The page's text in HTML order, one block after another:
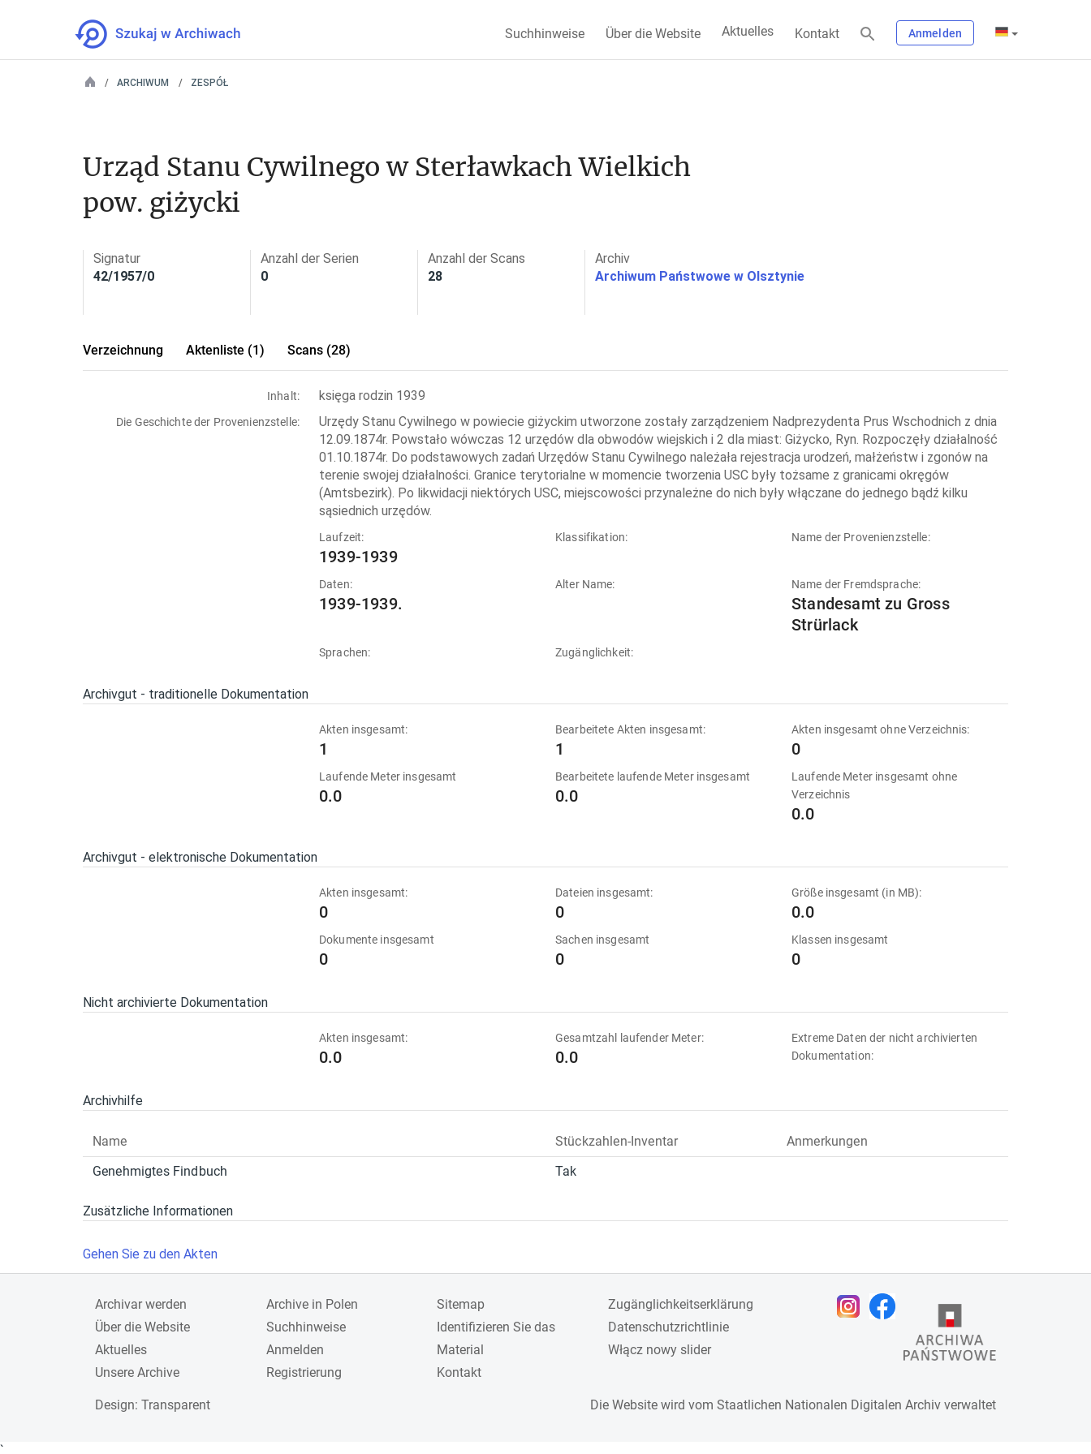
Suchhinweise Über die Website Aktuelles Kontakt Anmelden
ARCHIWUM ZESPÓŁ
Urząd Stanu Cywilnego w Sterławkach Wielkich
pow. giżycki
Signatur
42/1957/0
Anzahl der Serien
0
Anzahl der Scans
28
Archiv
Archiwum Państwowe w Olsztynie
Verzeichnung Aktenliste (1) Scans (28)
Inhalt: księga rodzin 1939
Die Geschichte der Provenienzstelle:
Urzędy Stanu Cywilnego w powiecie giżyckim utworzone zostały zarządzeniem Nadprezydenta Prus Wschodnich z dnia
12.09.1874r. Powstało wówczas 12 urzędów dla obwodów wiejskich i 2 dla miast: Giżycko, Ryn. Rozpoczęły działalność
01.10.1874r. Do podstawowych zadań Urzędów Stanu Cywilnego należała rejestracja urodzeń, małżeństw i zgonów na
terenie swojej działalności. Granice terytorialne w momencie tworzenia USC były tożsame z granicami okręgów
(Amtsbezirk). Po likwidacji niektórych USC, miejscowości przynależne do nich były włączane do jednego bądź kilku
sąsiednich urzędów.
Laufzeit:
1939-1939
Klassifikation: Name der Provenienzstelle:
Daten:
1939-1939.
Alter Name: Name der Fremdsprache:
Standesamt zu Gross
Strürlack
Sprachen: Zugänglichkeit:
Archivgut - traditionelle Dokumentation
Akten insgesamt:
1
Bearbeitete Akten insgesamt:
1
Akten insgesamt ohne Verzeichnis:
0
Laufende Meter insgesamt
0.0
Bearbeitete laufende Meter insgesamt
0.0
Laufende Meter insgesamt ohne
Verzeichnis
0.0
Archivgut - elektronische Dokumentation
Akten insgesamt:
0
Dateien insgesamt:
0
Größe insgesamt (in MB):
0.0
Dokumente insgesamt
0
Sachen insgesamt
0
Klassen insgesamt
0
Nicht archivierte Dokumentation
Akten insgesamt:
0.0
Gesamtzahl laufender Meter:
0.0
Extreme Daten der nicht archivierten
Dokumentation:
Archivhilfe
Name Stückzahlen-Inventar
Anmerkungen
Genehmigtes Findbuch
Tak
Zusätzliche Informationen
Gehen Sie zu den Akten
Archivar werden
Über die Website
Aktuelles
Unsere Archive
Archive in Polen
Suchhinweise
Anmelden
Registrierung
Sitemap
Identifizieren Sie das
Material
Kontakt
Zugänglichkeitserklärung
Datenschutzrichtlinie
Włącz nowy slider
Design: Transparent Die Website wird vom Staatlichen Nationalen Digitalen Archiv verwaltet
`